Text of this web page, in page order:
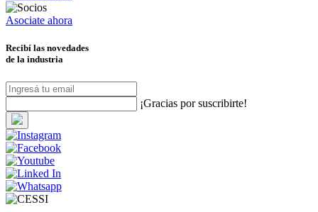
Asociate ahora
Recibí las novedades
de la industria
¡Gracias por suscribirte!